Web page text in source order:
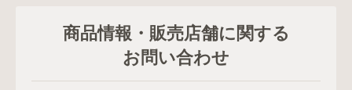
商品情報・販売店舗に関する
お問い合わせ